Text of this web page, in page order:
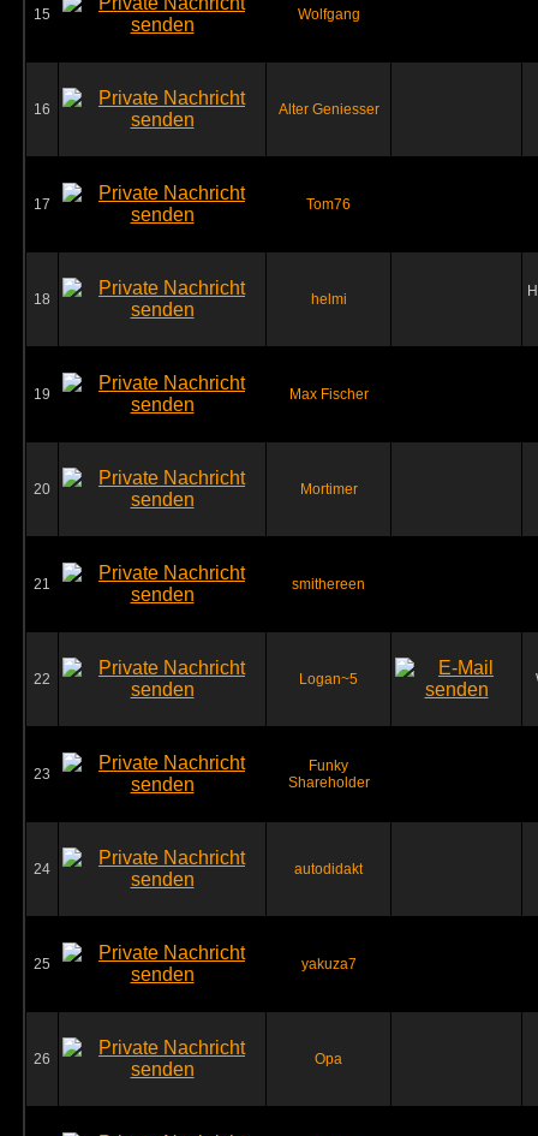
15 Wolfgang
16 Alter Geniesser
17 Tom76
18 helmi
19 Max Fischer
20 Mortimer
21 smithereen
22 Logan~5
23
Funky
Shareholder
24 autodidakt
25 yakuza7
26 Opa